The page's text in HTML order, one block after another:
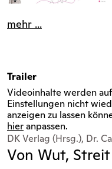
mehr ...
Trailer
Videoinhalte werden
Einstellungen nicht
anzeigen zu lassen
hieranpassen.
DK Verlag (Hrsg.), Dr.
Von Wut,